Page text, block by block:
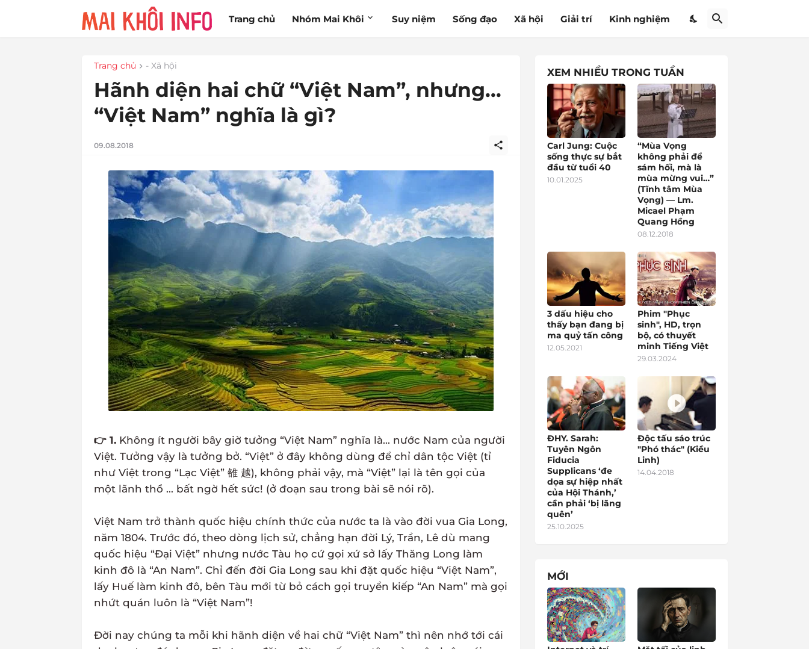
Trang chủ Nhóm Mai Khôi Suy niệm Sống đạo Xã hội Giải trí Kinh nghiệm
Trang chủ - Xã hội
Hãnh diện hai chữ “Việt Nam”, nhưng...
“Việt Nam” nghĩa là gì?
09.08.2018
👉 1. Không ít người bây giờ tưởng “Việt Nam” nghĩa là... nước Nam của người
Việt. Tưởng vậy là tưởng bở. “Việt” ở đây không dùng để chỉ dân tộc Việt (tỉ
như Việt trong “Lạc Việt” 雒 越), không phải vậy, mà “Việt” lại là tên gọi của
một lãnh thổ ... bất ngờ hết sức! (ở đoạn sau trong bài sẽ nói rõ).
Việt Nam trở thành quốc hiệu chính thức của nước ta là vào đời vua Gia Long,
năm 1804. Trước đó, theo dòng lịch sử, chẳng hạn đời Lý, Trần, Lê dù mang
quốc hiệu “Đại Việt” nhưng nước Tàu họ cứ gọi xứ sở lấy Thăng Long làm
kinh đô là “An Nam”. Chỉ đến đời Gia Long sau khi đặt quốc hiệu “Việt Nam”,
lấy Huế làm kinh đô, bên Tàu mới từ bỏ cách gọi truyền kiếp “An Nam” mà gọi
nhứt quán luôn là “Việt Nam”!
Đời nay chúng ta mỗi khi hãnh diện về hai chữ “Việt Nam” thì nên nhớ tới cái
XEM NHIỀU TRONG TUẦN
Carl Jung: Cuộc
sống thực sự bắt
đầu từ tuổi 40
10.01.2025
“Mùa Vọng
không phải để
sám hối, mà là
mùa mừng vui…”
(Tĩnh tâm Mùa
Vọng) — Lm.
Micael Phạm
Quang Hồng
08.12.2018
3 dấu hiệu cho
thấy bạn đang bị
ma quỷ tấn công
12.05.2021
Phim "Phục
sinh", HD, trọn
bộ, có thuyết
minh Tiếng Việt
29.03.2024
ĐHY. Sarah:
Tuyên Ngôn
Fiducia
Supplicans ‘đe
dọa sự hiệp nhất
của Hội Thánh,’
cần phải ‘bị lãng
quên’
25.10.2025
Độc tấu sáo trúc
"Phó thác" (Kiều
Linh)
14.04.2018
MỚI